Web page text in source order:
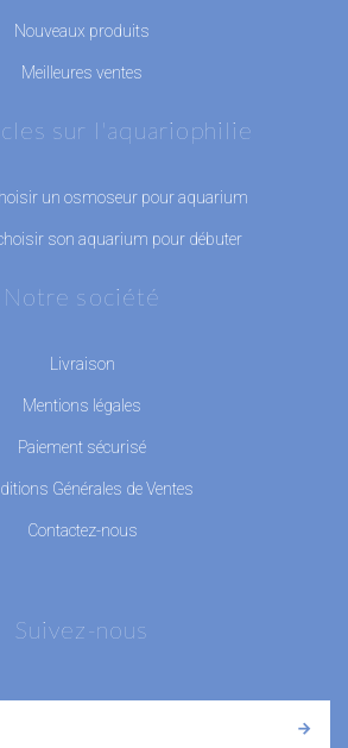
Nouveaux produits
Meilleures ventes
sur l'aquariophilie
un osmoseur pour aquarium
son aquarium pour débuter
Notre société
Livraison
Mentions légales
Paiement sécurisé
Générales de Ventes
Contactez-nous
Suivez-nous